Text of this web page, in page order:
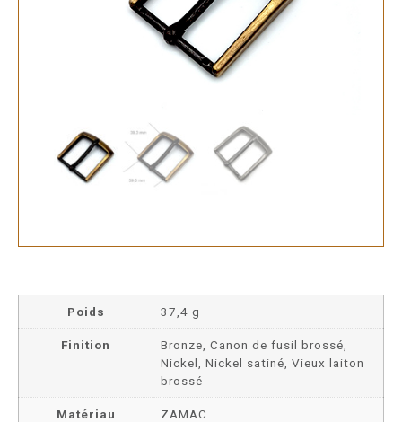
Poids 37,4 g
Finition
Bronze, Canon de fusil brossé,
Nickel, Nickel satiné, Vieux laiton
brossé
Matériau ZAMAC